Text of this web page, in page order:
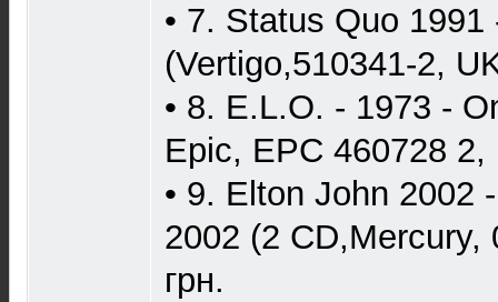
• 7. Status Quo
(Vertigo,510341-2,
• 8. E.L.O. - 1973 -
Epic, EPC 460728 2,
• 9. Elton John 2002
2002 (2 CD,Mercury,
грн.